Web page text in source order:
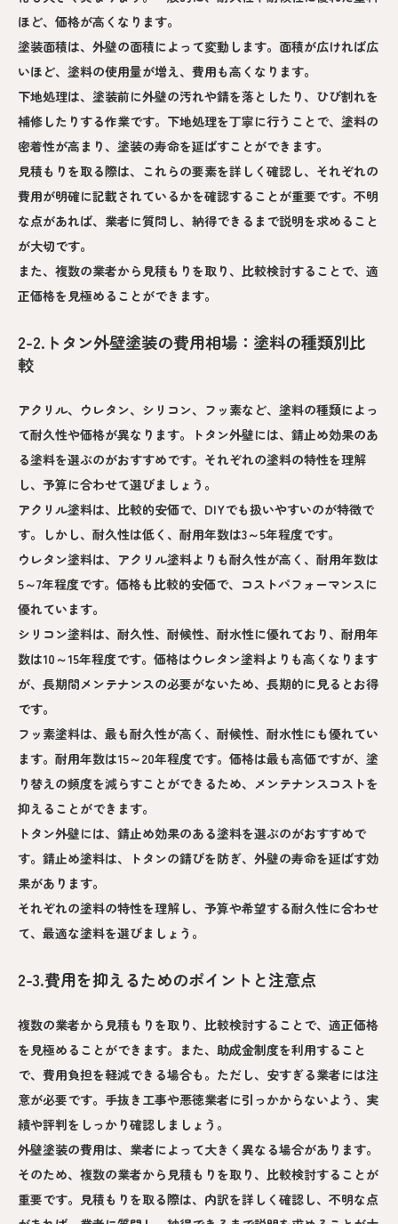
ほど、価格が高くなります。
塗装面積は、外壁の面積によって変動します。面積が広ければ広
いほど、塗料の使用量が増え、費用も高くなります。
下地処理は、塗装前に外壁の汚れや錆を落としたり、ひび割れを
補修したりする作業です。下地処理を丁寧に行うことで、塗料の
密着性が高まり、塗装の寿命を延ばすことができます。
見積もりを取る際は、これらの要素を詳しく確認し、それぞれの
費用が明確に記載されているかを確認することが重要です。不明
な点があれば、業者に質問し、納得できるまで説明を求めること
が大切です。
また、複数の業者から見積もりを取り、比較検討することで、適
正価格を見極めることができます。
2-2.トタン外壁塗装の費用相場：塗料の種類別比
較
アクリル、ウレタン、シリコン、フッ素など、塗料の種類によっ
て耐久性や価格が異なります。トタン外壁には、錆止め効果のあ
る塗料を選ぶのがおすすめです。それぞれの塗料の特性を理解
し、予算に合わせて選びましょう。
アクリル塗料は、比較的安価で、DIYでも扱いやすいのが特徴で
す。しかし、耐久性は低く、耐用年数は3～5年程度です。
ウレタン塗料は、アクリル塗料よりも耐久性が高く、耐用年数は
5～7年程度です。価格も比較的安価で、コストパフォーマンスに
優れています。
シリコン塗料は、耐久性、耐候性、耐水性に優れており、耐用年
数は10～15年程度です。価格はウレタン塗料よりも高くなります
が、長期間メンテナンスの必要がないため、長期的に見るとお得
です。
フッ素塗料は、最も耐久性が高く、耐候性、耐水性にも優れてい
ます。耐用年数は15～20年程度です。価格は最も高価ですが、塗
り替えの頻度を減らすことができるため、メンテナンスコストを
抑えることができます。
トタン外壁には、錆止め効果のある塗料を選ぶのがおすすめで
す。錆止め塗料は、トタンの錆びを防ぎ、外壁の寿命を延ばす効
果があります。
それぞれの塗料の特性を理解し、予算や希望する耐久性に合わせ
て、最適な塗料を選びましょう。
2-3.費用を抑えるためのポイントと注意点
複数の業者から見積もりを取り、比較検討することで、適正価格
を見極めることができます。また、助成金制度を利用すること
で、費用負担を軽減できる場合も。ただし、安すぎる業者には注
意が必要です。手抜き工事や悪徳業者に引っかからないよう、実
績や評判をしっかり確認しましょう。
外壁塗装の費用は、業者によって大きく異なる場合があります。
そのため、複数の業者から見積もりを取り、比較検討することが
重要です。見積もりを取る際は、内訳を詳しく確認し、不明な点